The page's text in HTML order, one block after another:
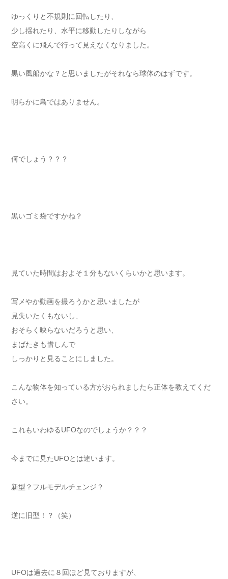
ゆっくりと不規則に回転したり、
少し揺れたり、水平に移動したりしながら
空高くに飛んで行って見えなくなりました。
黒い風船かな？と思いましたがそれなら球体のはずです。
明らかに鳥ではありません。
何でしょう？？？
黒いゴミ袋ですかね？
見ていた時間はおよそ１分もないくらいかと思います。
写メやか動画を撮ろうかと思いましたが
見失いたくもないし、
おそらく映らないだろうと思い、
まばたきも惜しんで
しっかりと見ることにしました。
こんな物体を知っている方がおられましたら正体を教えてくだ
さい。
これもいわゆるUFOなのでしょうか？？？
今までに見たUFOとは違います。
新型？フルモデルチェンジ？
逆に旧型！？（笑）
UFOは過去に８回ほど見ておりますが、